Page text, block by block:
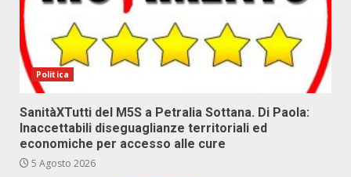
Politica
SanitàXTutti del M5S a Petralia Sottana. Di Paola:
Inaccettabili diseguaglianze territoriali ed
economiche per accesso alle cure
5 Agosto 2026